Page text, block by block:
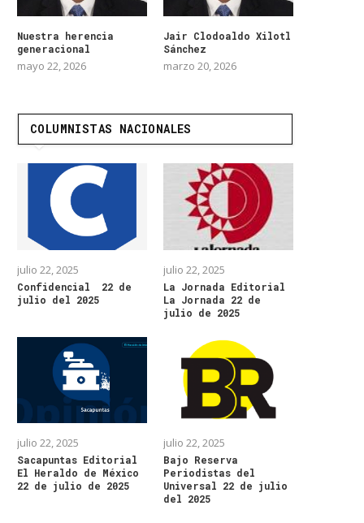
Nuestra herencia
generacional
mayo 22, 2026
Jair Clodoaldo Xilotl
Sánchez
marzo 20, 2026
COLUMNISTAS NACIONALES
julio 22, 2025
Confidencial 22 de
julio del 2025
julio 22, 2025
La Jornada Editorial
La Jornada 22 de
julio de 2025
julio 22, 2025
Sacapuntas Editorial
El Heraldo de México
22 de julio de 2025
julio 22, 2025
Bajo Reserva
Periodistas del
Universal 22 de julio
del 2025